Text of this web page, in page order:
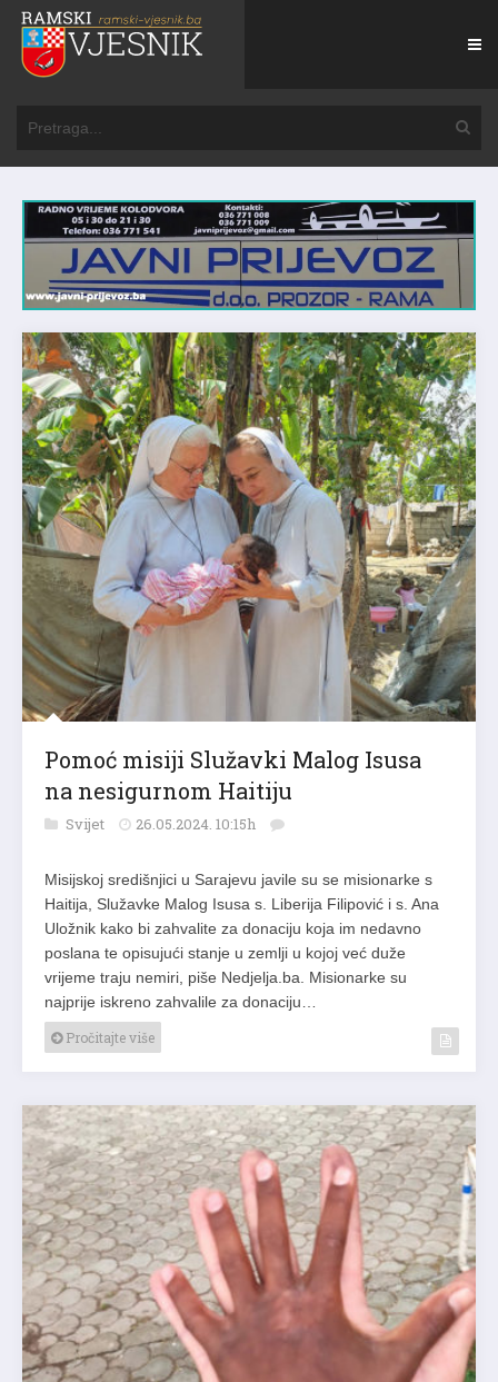
Pomoć misiji Služavki Malog Isusa
na nesigurnom Haitiju
Svijet 26.05.2024. 10:15h
Misijskoj središnjici u Sarajevu javile su se misionarke s
Haitija, Služavke Malog Isusa s. Liberija Filipović i s. Ana
Uložnik kako bi zahvalite za donaciju koja im nedavno
poslana te opisujući stanje u zemlji u kojoj već duže
vrijeme traju nemiri, piše Nedjelja.ba. Misionarke su
najprije iskreno zahvalile za donaciju…
Pročitajte više